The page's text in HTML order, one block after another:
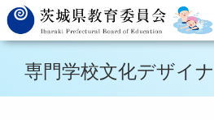
専門学校文化デザイ